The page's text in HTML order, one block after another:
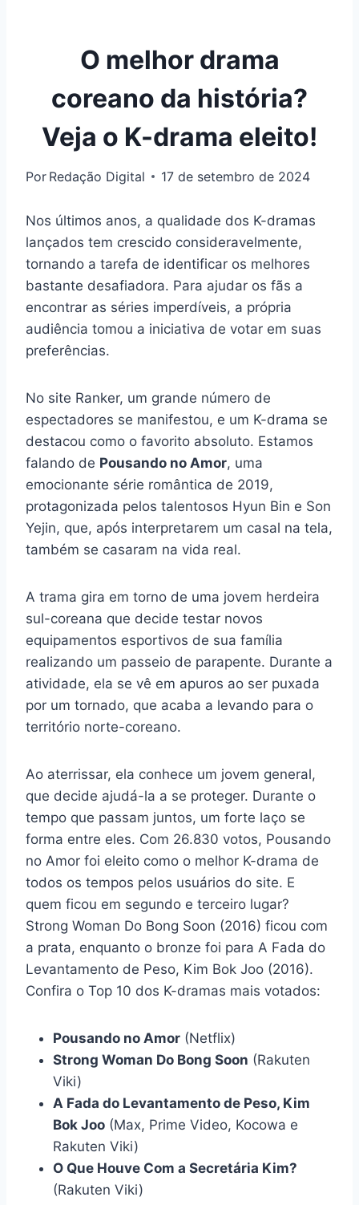
O melhor drama
coreano da história?
Veja o K-drama eleito!
Por Redação Digital 17 de setembro de 2024
Nos últimos anos, a qualidade dos K-dramas
lançados tem crescido consideravelmente,
tornando a tarefa de identificar os melhores
bastante desafiadora. Para ajudar os fãs a
encontrar as séries imperdíveis, a própria
audiência tomou a iniciativa de votar em suas
preferências.
No site Ranker, um grande número de
espectadores se manifestou, e um K-drama se
destacou como o favorito absoluto. Estamos
falando de Pousando no Amor, uma
emocionante série romântica de 2019,
protagonizada pelos talentosos Hyun Bin e Son
Yejin, que, após interpretarem um casal na tela,
também se casaram na vida real.
A trama gira em torno de uma jovem herdeira
sul-coreana que decide testar novos
equipamentos esportivos de sua família
realizando um passeio de parapente. Durante a
atividade, ela se vê em apuros ao ser puxada
por um tornado, que acaba a levando para o
território norte-coreano.
Ao aterrissar, ela conhece um jovem general,
que decide ajudá-la a se proteger. Durante o
tempo que passam juntos, um forte laço se
forma entre eles. Com 26.830 votos, Pousando
no Amor foi eleito como o melhor K-drama de
todos os tempos pelos usuários do site. E
quem ficou em segundo e terceiro lugar?
Strong Woman Do Bong Soon (2016) ficou com
a prata, enquanto o bronze foi para A Fada do
Levantamento de Peso, Kim Bok Joo (2016).
Confira o Top 10 dos K-dramas mais votados:
Pousando no Amor (Netflix)
Strong Woman Do Bong Soon (Rakuten
Viki)
A Fada do Levantamento de Peso, Kim
Bok Joo (Max, Prime Video, Kocowa e
Rakuten Viki)
O Que Houve Com a Secretária Kim?
(Rakuten Viki)